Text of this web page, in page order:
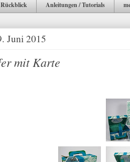
Rückblick Anleitungen / Tutorials
Juni 2015
mit Karte